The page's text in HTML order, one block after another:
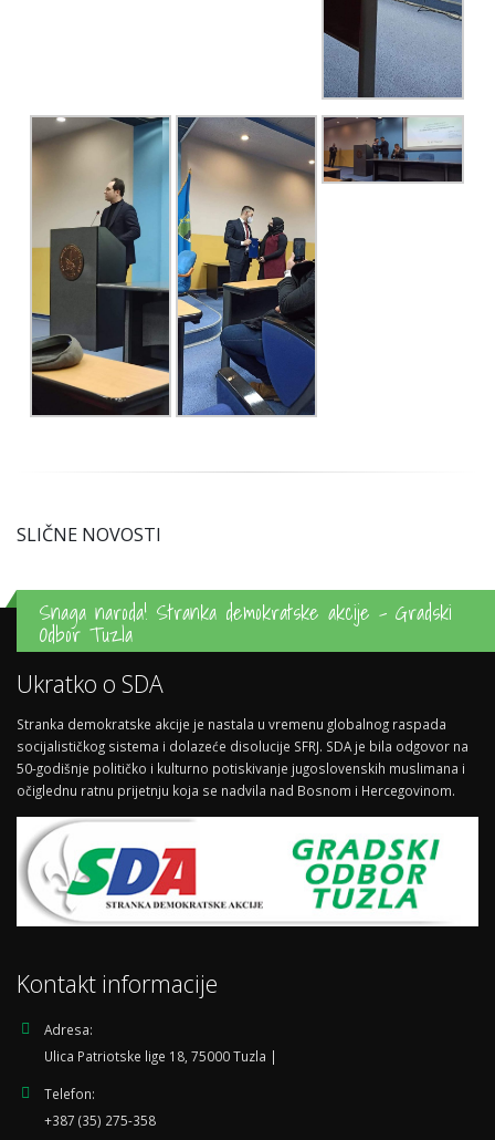
SLIČNE NOVOSTI
Snaga naroda! Stranka demokratske akcije - Gradski
Odbor Tuzla
Ukratko o SDA
Stranka demokratske akcije je nastala u vremenu globalnog raspada
socijalističkog sistema i dolazeće disolucije SFRJ. SDA je bila odgovor na
50-godišnje političko i kulturno potiskivanje jugoslovenskih muslimana i
očiglednu ratnu prijetnju koja se nadvila nad Bosnom i Hercegovinom.
Kontakt informacije
Adresa:
Ulica Patriotske lige 18, 75000 Tuzla |
Telefon:
+387 (35) 275-358